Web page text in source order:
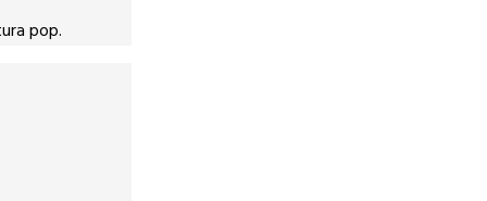
pop.